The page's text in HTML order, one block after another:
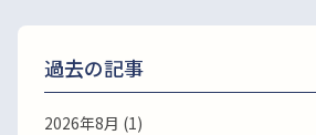
過去の記事
2026年8月 (1)